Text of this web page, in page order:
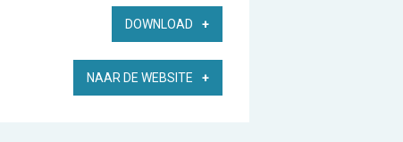
DOWNLOAD
NAAR DE WEBSITE